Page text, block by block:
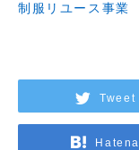
制服リユース事業
Tweet
Hatena